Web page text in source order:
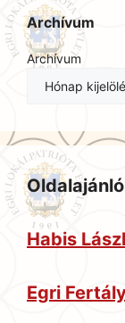
Archívum
Archívum
Habis
Egri